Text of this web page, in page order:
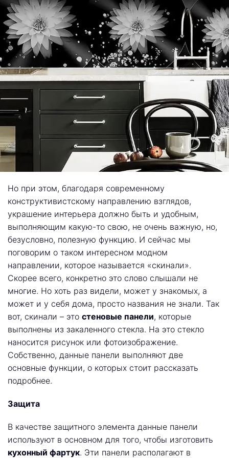
Но при этом, благодаря современному
конструктивистскому направлению взглядов,
украшение интерьера должно быть и удобным,
выполняющим какую-то свою, не очень важную, но,
безусловно, полезную функцию. И сейчас мы
поговорим о таком интересном модном
направлении, которое называется «скинали».
Скорее всего, конкретно это слово слышали не
многие. Но хоть раз видели, может у знакомых, а
может и у себя дома, просто названия не знали. Так
вот, скинали – это стеновые панели, которые
выполнены из закаленного стекла. На это стекло
наносится рисунок или фотоизображение.
Собственно, данные панели выполняют две
основные функции, о которых стоит рассказать
подробнее.
Защита
В качестве защитного элемента данные панели
используют в основном для того, чтобы изготовить
кухонный фартук. Эти панели располагают в